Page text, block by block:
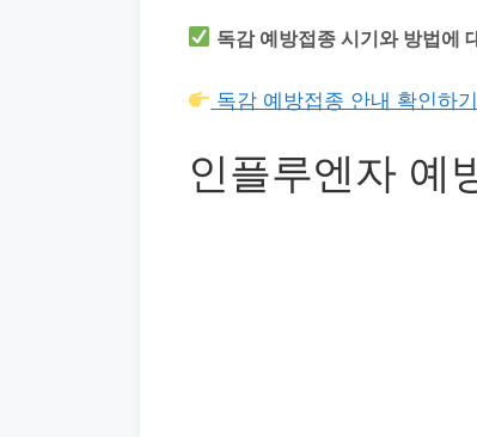
독감 예방접종 시기와 방법에
독감 예방접종 안내 확인하기
인플루엔자 예